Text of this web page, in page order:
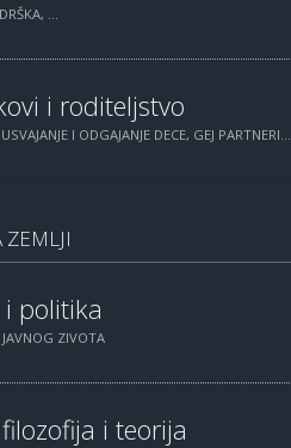
...
i roditeljstvo
I ODGAJANJE DECE, GEJ PARTNERI...
politika
ZIVOTA
i teorija